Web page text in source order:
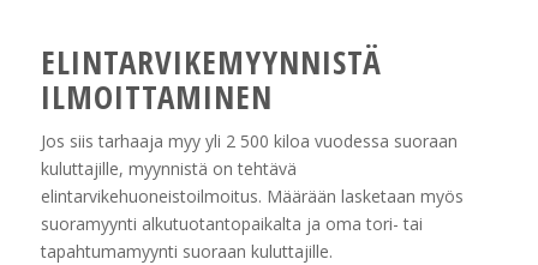
ELINTARVIKEMYYNNISTÄ
ILMOITTAMINEN
Jos siis tarhaaja myy yli 2 500 kiloa vuodessa suoraan
kuluttajille, myynnistä on tehtävä
elintarvikehuoneistoilmoitus. Määrään lasketaan myös
suoramyynti alkutuotantopaikalta ja oma tori- tai
tapahtumamyynti suoraan kuluttajille.